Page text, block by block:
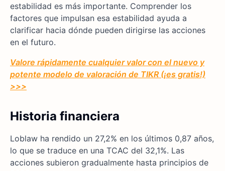
estabilidad es más importante. Comprender los
factores que impulsan esa estabilidad ayuda a
clarificar hacia dónde pueden dirigirse las acciones
en el futuro.
Valore rápidamente cualquier valor con el nuevo y
potente modelo de valoración de TIKR (¡es gratis!)
>>>
Historia financiera
Loblaw ha rendido un 27,2% en los últimos 0,87 años,
lo que se traduce en una TCAC del 32,1%. Las
acciones subieron gradualmente hasta principios de